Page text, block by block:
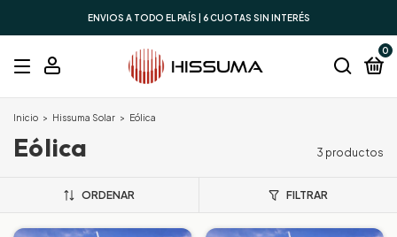
ENVIOS A TODO EL PAÍS | 6 CUOTAS SIN INTERÉS
0
Inicio > Hissuma Solar > Eólica
Eólica 3 productos
ORDENAR FILTRAR